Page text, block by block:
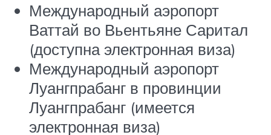
Международный аэропорт
Ваттай во Вьентьяне Саритал
(доступна электронная виза)
Международный аэропорт
Луангпрабанг в провинции
Луангпрабанг (имеется
электронная виза)